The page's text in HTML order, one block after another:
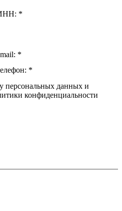
*
*
*
персональных данных и
конфиденциальности